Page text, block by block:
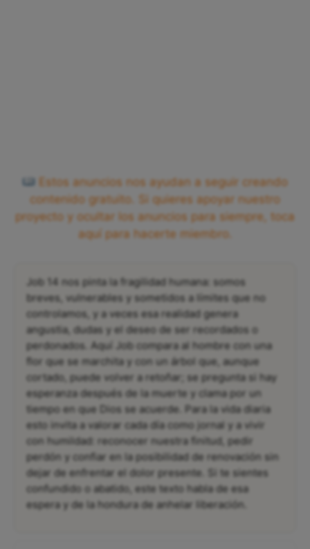
Estos anuncios nos ayudan a seguir creando
contenido gratuito. Si quieres apoyar nuestro
proyecto y ocultar los anuncios para siempre, toca
aquí para hacerte miembro.
Job 14 nos pinta la fragilidad humana: somos
breves, vulnerables y sometidos a límites que no
controlamos, y a veces esa realidad genera
angustia, dudas y el deseo de ser recordados o
perdonados. Aquí Job compara al hombre con una
flor que se marchita y con un árbol que, aunque
cortado, puede volver a retoñar; se pregunta si hay
esperanza después de la muerte y clama por un
tiempo en que Dios se acuerde. Para la vida diaria
esto invita a valorar cada día como jornal y a vivir
con humildad: reconocer nuestra finitud, pedir
perdón y confiar en la posibilidad de renovación sin
dejar de enfrentar el dolor presente. Si te sientes
confundido o abatido, este texto habla de esa
espera y de la hondura de anhelar liberación.